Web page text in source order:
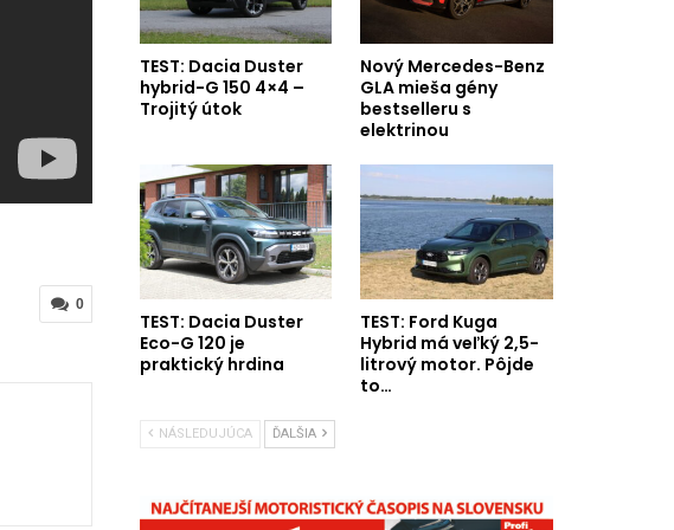
0
TEST: Dacia Duster
hybrid-G 150 4×4 –
Trojitý útok
Nový Mercedes-Benz
GLA mieša gény
bestselleru s
elektrinou
TEST: Dacia Duster
Eco-G 120 je
praktický hrdina
TEST: Ford Kuga
Hybrid má veľký 2,5-
litrový motor. Pôjde
to…
NÁSLEDUJÚCA ĎALŠIA